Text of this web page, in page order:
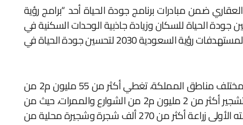
ضمن مبادرات برنامج جودة الحياة أحد “برامج رؤية
جودة الحياة للسكان وزيادة جاذبية الوحدات السكنية في
تلك المشاريع، إذ ستسهم المبادرة في تقليل الانبعاثات الكربونية المسببة للتلوث في المناطق السكنية تحقيقًا لمستهدفات رؤية السعودية 2030 لتحسين جودة الحياة في
‎وتستهدف الوزارة من خلال المبادرة زراعة أكثر من مليون وثلاث مئة ألف شجرة في أكثر من 50 مشروعًا في مختلف مناطق المملكة، تغطي أكثر من 55 مليون م2 من
مساحات المشاريع، والتي تحتضن 100 ألف وحدة سكنية وعدد من المدارس والمرافق الأخرى، بالإضافة إلى تشجير أكثر من 2 مليون م2 من الشوارع والممرات، حيث من
المقرر أن يتم تنفيذ المبادرة عبر ثلاث مراحل تبدأ من العام الجاري حتى عام 2025، ليستهدف المشروع في مرحلته الأولى زراعة أكثر من 270 ألف شجرة وشجيرة محلية من